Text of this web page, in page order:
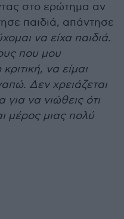
στο ερώτημα αν
παιδιά, απάντησε
να είχα παιδιά.
που μου
να είμαι
Δεν χρειάζεται
να νιώθεις ότι
μέρος μιας πολύ